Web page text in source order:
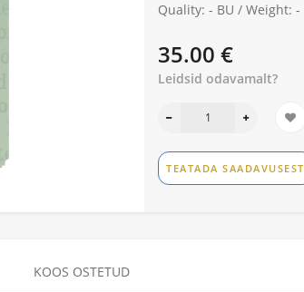
Quality: - BU / Weight: -
35.00 €
Leidsid odavamalt?
TEATADA SAADAVUSEST
KOOS OSTETUD